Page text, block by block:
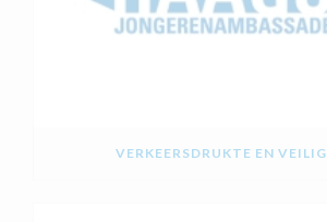
VERKEERSDRUKTE EN